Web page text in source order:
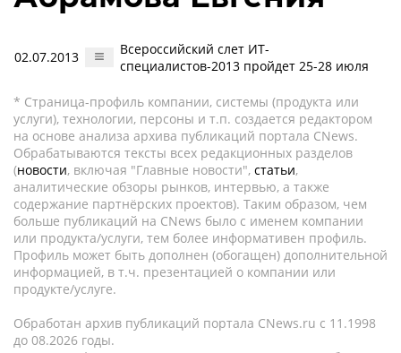
02.07.2013
Всероссийский слет ИТ-
специалистов-2013 пройдет 25-28 июля
* Страница-профиль компании, системы (продукта или
услуги), технологии, персоны и т.п. создается редактором
на основе анализа архива публикаций портала CNews.
Обрабатываются тексты всех редакционных разделов
(новости, включая "Главные новости", статьи,
аналитические обзоры рынков, интервью, а также
содержание партнёрских проектов). Таким образом, чем
больше публикаций на CNews было с именем компании
или продукта/услуги, тем более информативен профиль.
Профиль может быть дополнен (обогащен) дополнительной
информацией, в т.ч. презентацией о компании или
продукте/услуге.
Обработан архив публикаций портала CNews.ru c 11.1998
до 08.2026 годы.